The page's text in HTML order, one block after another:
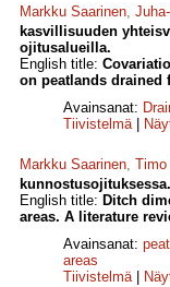
Markku Saarinen,
kasvillisuuden
ojitusalueilla.
English title:
on peatlands drained
Avainsanat:
Tiivistelmä|
Markku Saarinen, Timo
English title: Ditch
areas. A literature
Avainsanat:
areas
Tiivistelmä|